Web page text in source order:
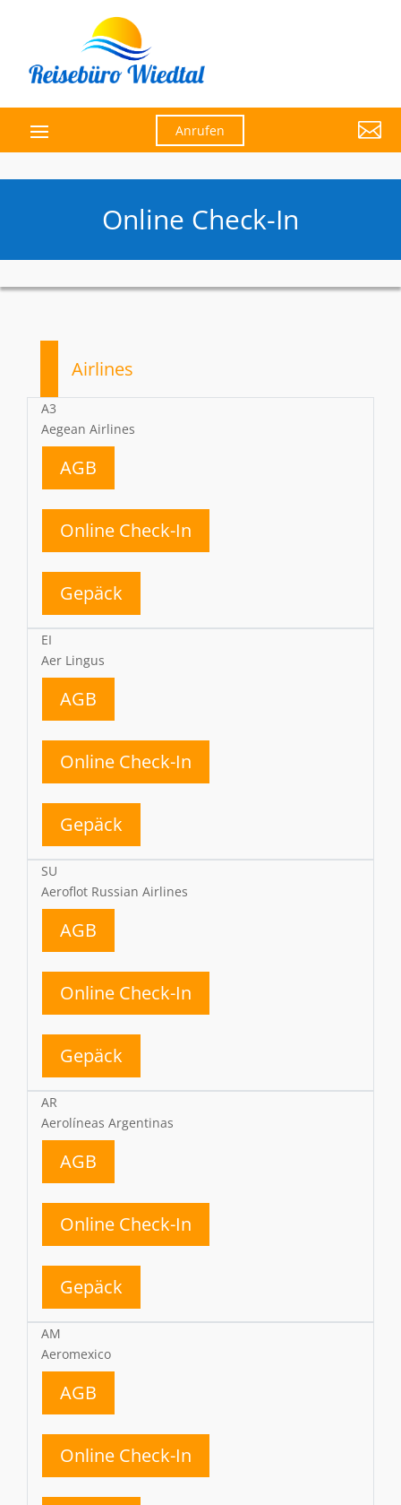
Anrufen 
Online Check-In
Airlines
A3
Aegean Airlines
AGB
Online Check-In
Gepäck
EI
Aer Lingus
AGB
Online Check-In
Gepäck
SU
Aeroflot Russian Airlines
AGB
Online Check-In
Gepäck
AR
Aerolíneas Argentinas
AGB
Online Check-In
Gepäck
AM
Aeromexico
AGB
Online Check-In